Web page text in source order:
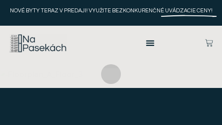
NOVÉ BYTY TERAZ V PREDAJI! VYUŽITE BEZKONKURENČNÉ UVÁDZACIE CENY!